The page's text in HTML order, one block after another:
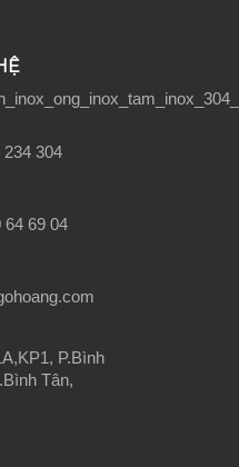
234 304
64 69 04
P.Bình
Tân,